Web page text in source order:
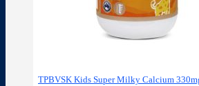
TPBVSK Kids Super Milky Calcium